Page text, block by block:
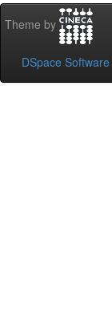
Theme by
DSpace Software